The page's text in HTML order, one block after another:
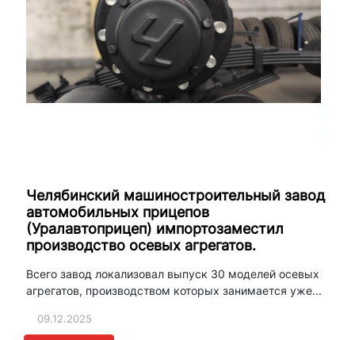
Челябинский машиностроительный завод
автомобильных прицепов
(Уралавтоприцеп) импортозаместил
производство осевых агрегатов.
Всего завод локализовал выпуск 30 моделей осевых
агрегатов, производством которых занимается уже...
09.12.2025